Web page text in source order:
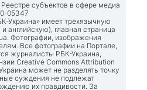
субъектов в сфере медиа
05347
Украина» имеет трехязычную
английскую), главная страница
. Фотографии, изображения
Все фотографии на Портале,
журналисты РБК-Украина,
Creative Commons Attribution
может не разделять точку
суждения не подлежат
их правдивости. За